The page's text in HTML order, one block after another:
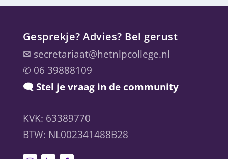
Gesprekje? Advies? Bel gerust
✉ secretariaat@hetnlpcollege.nl
✆ 06 39888109
🗨 Stel je vraag in de community
KVK: 63389770
BTW: NL002341488B28